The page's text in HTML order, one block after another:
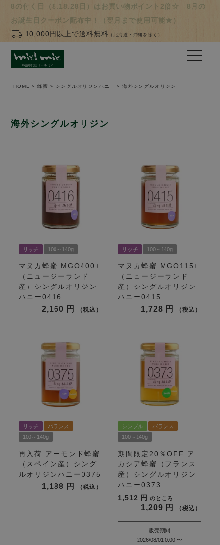
8の付く日（8.18.28日）はお買い物ポイント2倍☆ 8月の
お誕生日クーポン配布中！（翌月まで使用可能★）
local_shipping 10,000円以上で送料無料 （北海道・沖縄を除く）
HOME 蜂蜜 シングルオリジンハニー 海外シングルオリジン
海外シングルオリジン
リッチ 100～140g
マヌカ蜂蜜 MGO400+
（ニュージーランド
産）シングルオリジン
ハニー0416
2,160 税込
リッチ 100～140g
マヌカ蜂蜜 MGO115+
（ニュージーランド
産）シングルオリジン
ハニー0415
1,728 税込
リッチ
バランス
100～140g
再入荷 アーモンド蜂蜜
（スペイン産）シング
ルオリジンハニー0375
1,188 税込
シンプル
バランス
100～140g
期間限定20％OFF
ア
カシア蜂蜜（フランス
産）シングルオリジン
ハニー0373
1,512 のところ
1,209 税込
販売期間
2026/08/01 0:00 〜